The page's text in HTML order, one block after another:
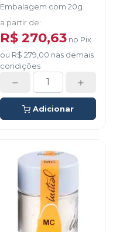
Embalagem com 20g.
a partir de:
R$ 270,63 no Pix
ou R$ 279,00 nas demais
condições
Adicionar